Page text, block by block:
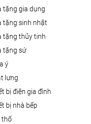
tặng gia dụng
tặng sinh nhật
tặng thủy tinh
tặng sứ
ý
lưng
bị điện gia đình
bị nhà bếp
thố